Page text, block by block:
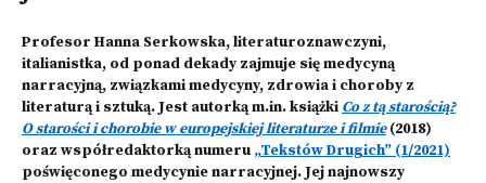
Profesor Hanna Serkowska, literaturoznawczyni,
italianistka, od ponad dekady zajmuje się medycyną
narracyjną, związkami medycyny, zdrowia i choroby z
literaturą i sztuką. Jest autorką m.in. książki Co z tą starością?
O starości i chorobie w europejskiej literaturze i filmie(2018)
oraz współredaktorką numeru „Tekstów Drugich” (1/2021)
poświęconego medycynie narracyjnej. Jej najnowszy